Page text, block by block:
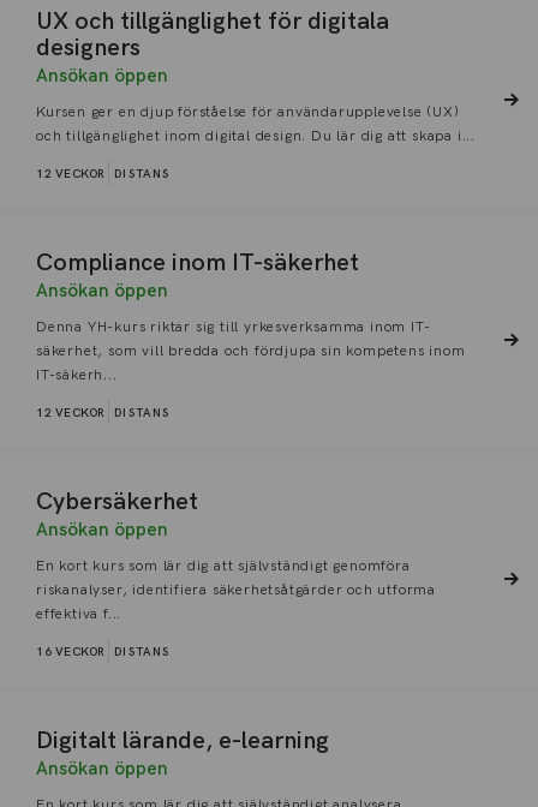
UX och tillgänglighet för digitala
designers
Ansökan öppen
Kursen ger en djup förståelse för användarupplevelse (UX)
och tillgänglighet inom digital design. Du lär dig att skapa i...
12 VECKOR DISTANS
Compliance inom IT-säkerhet
Ansökan öppen
Denna YH-kurs riktar sig till yrkesverksamma inom IT-
säkerhet, som vill bredda och fördjupa sin kompetens inom
IT-säkerh...
12 VECKOR DISTANS
Cybersäkerhet
Ansökan öppen
En kort kurs som lär dig att självständigt genomföra
riskanalyser, identifiera säkerhetsåtgärder och utforma
effektiva f...
16 VECKOR DISTANS
Digitalt lärande, e-learning
Ansökan öppen